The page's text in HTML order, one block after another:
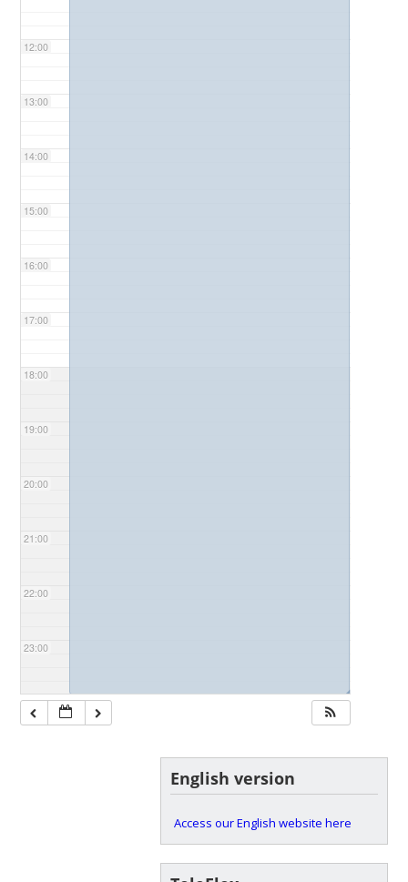
12:00
13:00
14:00
15:00
16:00
17:00
18:00
19:00
20:00
21:00
22:00
23:00
◢
English version
Access our English website here